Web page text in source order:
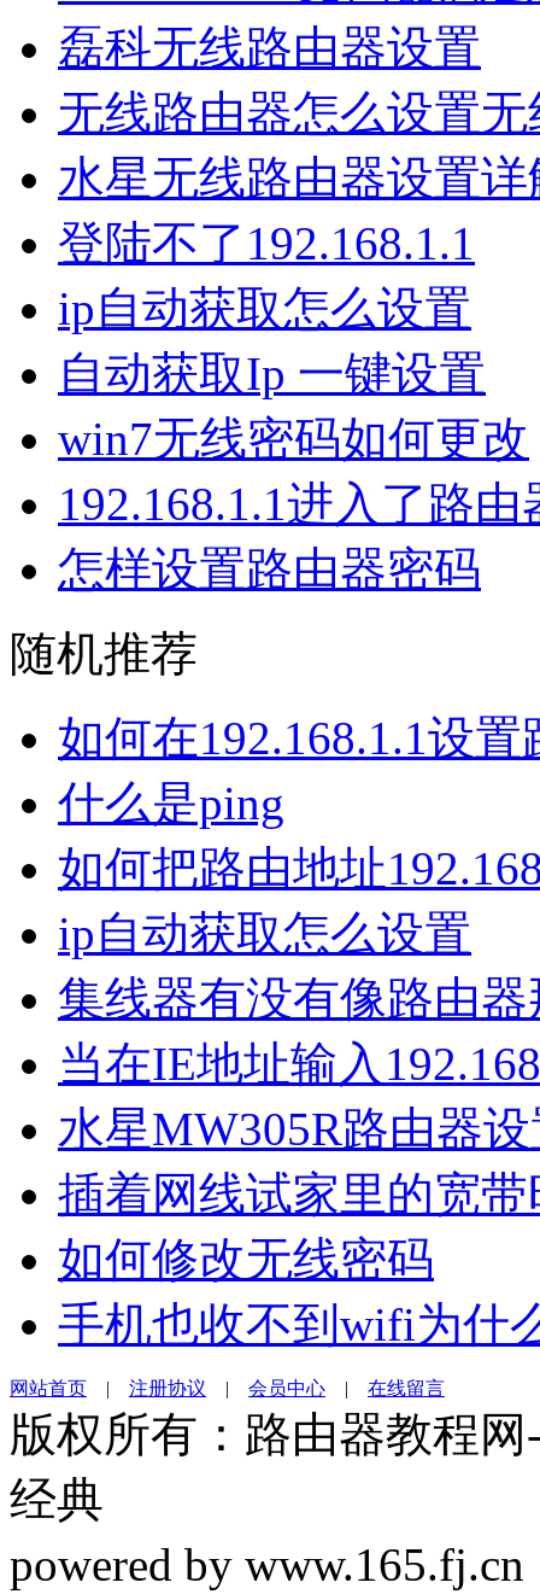
磊科无线路由器设置
无线路由器怎么设置
水星无线路由器设置详
登陆不了192.168.1.1
ip自动获取怎么设置
自动获取Ip 一键设置
win7无线密码如何更改
192.168.1.1进入了路
怎样设置路由器密码
随机推荐
如何在192.168.1.1设置
什么是ping
如何把路由地址
ip自动获取怎么设置
集线器有没有像路由
当在IE地址输入
水星MW305R路由器
插着网线试家里的宽
如何修改无线密码
手机也收不到wifi为什
网站首页 | 注册协议 | 会员中心 | 在线留言
版权所有：路由器教程
经典
powered by